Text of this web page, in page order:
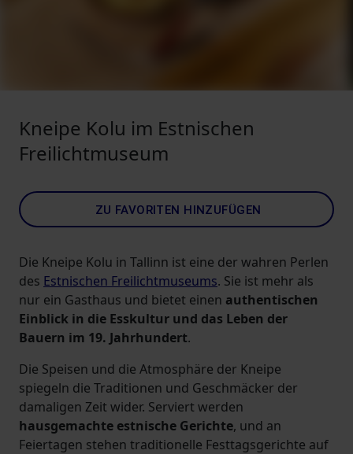
Kneipe Kolu im Estnischen
Freilichtmuseum
ZU FAVORITEN HINZUFÜGEN
Die Kneipe Kolu in Tallinn ist eine der wahren Perlen
des Estnischen Freilichtmuseums. Sie ist mehr als
nur ein Gasthaus und bietet einen authentischen
Einblick in die Esskultur und das Leben der
Bauern im 19. Jahrhundert.
Die Speisen und die Atmosphäre der Kneipe
spiegeln die Traditionen und Geschmäcker der
damaligen Zeit wider. Serviert werden
hausgemachte estnische Gerichte, und an
Feiertagen stehen traditionelle Festtagsgerichte auf